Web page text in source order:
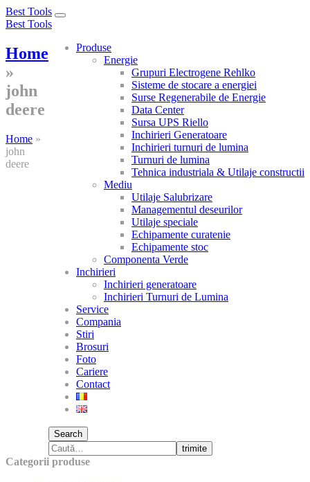
Best Tools
Toggle
Best Tools
Produse
Energie
Grupuri Electrogene Rehlko
Sisteme de stocare a energiei
Surse Regenerabile de Energie
Data Center
Sursa UPS Riello
Inchirieri Generatoare
Inchirieri turnuri de lumina
Turnuri de lumina
Tehnica industriala & Utilaje constructii
Mediu
Utilaje Salubrizare
Managementul deseurilor
Utilaje speciale
Echipamente curatenie
Echipamente stoc
Componenta Verde
Inchirieri
Inchirieri generatoare
Inchirieri Turnuri de Lumina
Service
Compania
Stiri
Brosuri
Foto
Cariere
Contact
Search
trimite
Home
»
john
deere
Home »
john
deere
Categorii produse